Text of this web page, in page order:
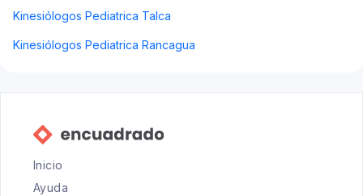
Kinesiólogos Pediatrica Talca
Kinesiólogos Pediatrica Rancagua
Inicio
Ayuda